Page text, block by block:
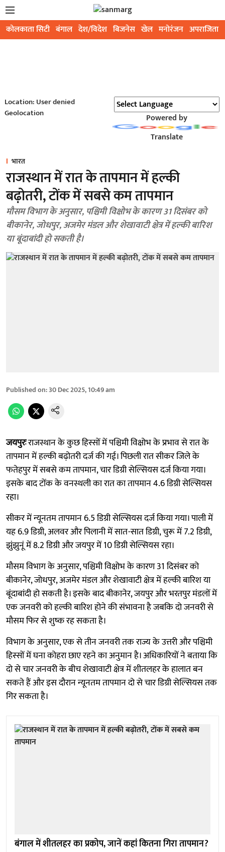
कोलकाता सिटी बंगाल देश/विदेश बिजनेस खेल मनोरंजन अपराजिता
Location: User denied
Geolocation
Powered by
Translate
भारत
राजस्थान में रात के तापमान में हल्की
बढ़ोतरी, टोंक में सबसे कम तापमान
मौसम विभाग के अनुसार, पश्चिमी विक्षोभ के कारण 31 दिसंबर को
बीकानेर, जोधपुर, अजमेर मंडल और शेखावाटी क्षेत्र में हल्की बारिश
या बूंदाबांदी हो सकती है।
Published on:30 Dec 2025, 10:49 am
जयपुरःराजस्थान के कुछ हिस्सों में पश्चिमी विक्षोभ के प्रभाव से रात के
तापमान में हल्की बढ़ोतरी दर्ज की गई। पिछली रात सीकर जिले के
फतेहपुर में सबसे कम तापमान, चार डिग्री सेल्सियस दर्ज किया गया।
इसके बाद टोंक के वनस्थली का रात का तापमान 4.6 डिग्री सेल्सियस
रहा।
सीकर में न्यूनतम तापमान 6.5 डिग्री सेल्सियस दर्ज किया गया। पाली में
यह 6.9 डिग्री, अलवर और पिलानी में सात-सात डिग्री, चुरू में 7.2 डिग्री,
झुंझुनूं में 8.2 डिग्री और जयपुर में 10 डिग्री सेल्सियस रहा।
मौसम विभाग के अनुसार, पश्चिमी विक्षोभ के कारण 31 दिसंबर को
बीकानेर, जोधपुर, अजमेर मंडल और शेखावाटी क्षेत्र में हल्की बारिश या
बूंदाबांदी हो सकती है। इसके बाद बीकानेर, जयपुर और भरतपुर मंडलों में
एक जनवरी को हल्की बारिश होने की संभावना है जबकि दो जनवरी से
मौसम फिर से शुष्क रह सकता है।
विभाग के अनुसार, एक से तीन जनवरी तक राज्य के उत्तरी और पश्चिमी
हिस्सों में घना कोहरा छाए रहने का अनुमान है। अधिकारियों ने बताया कि
दो से चार जनवरी के बीच शेखावाटी क्षेत्र में शीतलहर के हालात बन
सकते हैं और इस दौरान न्यूनतम तापमान दो से चार डिग्री सेल्सियस तक
गिर सकता है।
बंगाल में शीतलहर का प्रकोप, जानें कहां कितना गिरा तापमान?